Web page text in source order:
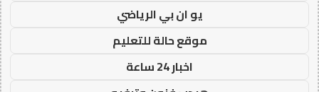
يو ان بي الرياضي
موقع حالة للتعليم
اخبار 24 ساعة